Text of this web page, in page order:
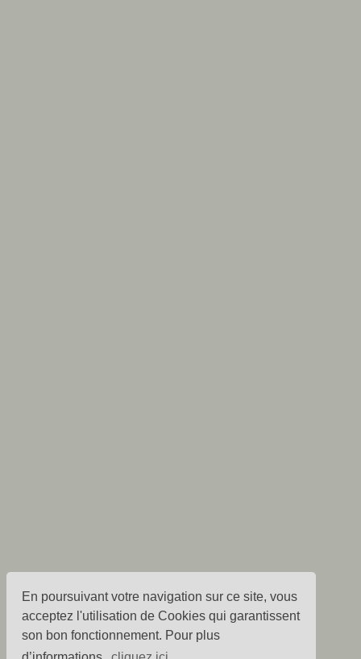
En poursuivant votre navigation sur ce site, vous
acceptez l'utilisation de Cookies qui garantissent
son bon fonctionnement. Pour plus